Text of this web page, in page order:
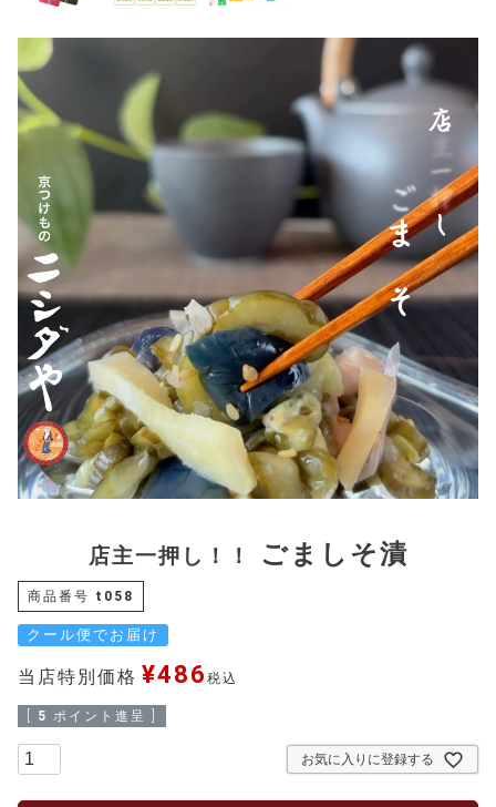
店主一押し！！ ごましそ漬
商品番号 t058
クール便でお届け
当店特別価格 ¥486 税込
5 ポイント進呈 ]
お気に入りに登録する